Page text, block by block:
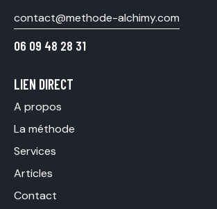
contact@methode-alchimy.com
06 09 48 28 31
LIEN DIRECT
A propos
La méthode
Services
Articles
Contact